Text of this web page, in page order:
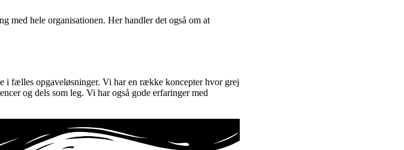
hele organisationen. Her handler det også om at
i fælles opgaveløsninger. Vi har en række koncepter hvor grej
og dels som leg. Vi har også gode erfaringer med